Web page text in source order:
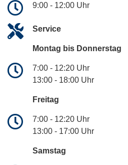
9:00 - 12:00 Uhr
Service
Montag bis Donnerstag
7:00 - 12:20 Uhr
13:00 - 18:00 Uhr
Freitag
7:00 - 12:20 Uhr
13:00 - 17:00 Uhr
Samstag